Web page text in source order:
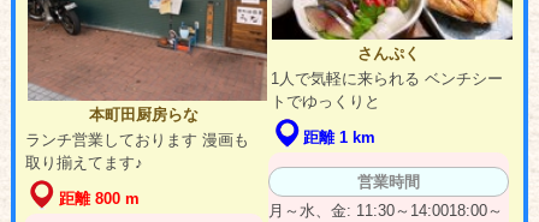
本町田厨房らな
ランチ営業しております 漫画も
取り揃えてます♪
距離 800 m
さんぷく
1人で気軽に来られる ベンチシー
トでゆっくりと
距離 1 km
営業時間
月～水、金: 11:30～14:0018:00～